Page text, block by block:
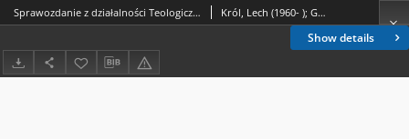
Show details
Sprawozdanie z działalności Teologicznego Towarzystwa Naukowego Wyższego Seminarium Duchownego we Włocławku w roku akademickim 2009/2010 Król, Lech (1960- ); Graczyk, Krzysztof (1967- )